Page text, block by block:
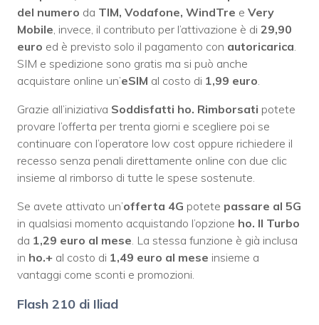
del numero da TIM, Vodafone, WindTre e Very
Mobile , invece, il contributo per l’attivazione è di 29,90
euro ed è previsto solo il pagamento con autoricarica
SIM e spedizione sono gratis ma si può anche
acquistare online un’eSIM al costo di 1,99 euro
Grazie all’iniziativa Soddisfatti ho. Rimborsati potete
provare l’offerta per trenta giorni e scegliere poi se
continuare con l’operatore low cost oppure richiedere il
recesso senza penali direttamente online con due clic
insieme al rimborso di tutte le spese sostenute.
Se avete attivato un’offerta 4G potete passare al 5G
in qualsiasi momento acquistando l’opzione ho. Il Turbo
da 1,29 euro al mese . La stessa funzione è già inclusa
in ho.+ al costo di 1,49 euro al mese insieme a
vantaggi come sconti e promozioni.
Flash 210 di Iliad